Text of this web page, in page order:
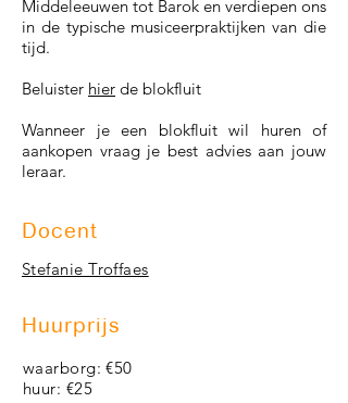
Middeleeuwen tot Barok en verdiepen ons
in de typische musiceerpraktijken van die
tijd.
Beluister hier de blokfluit
Wanneer je een blokfluit wil huren of
aankopen vraag je best advies aan jouw
leraar.
Docent
Stefanie Troffaes
Huurprijs
waarborg: €50
huur: €25